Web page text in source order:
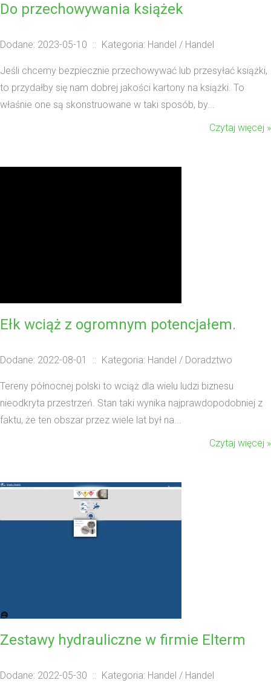
Do przechowywania książek
Dodane: 2023-05-10 :: Kategoria: Handel / Handel
Jeśli chcemy bezpiecznie przechowywać lub przesyłać książki,
to przydałby się nam dobrej jakości kartony na książki. To
właśnie one są skonstruowane w taki sposób, by...
Czytaj więcej »
Ełk wciąż z ogromnym potencjałem.
Dodane: 2022-08-01 :: Kategoria: Handel / Doradztwo
Tereny północnej polski to wciąż dla wielu ludzi biznesu
nieodkryta przestrzeń. Stan taki wynika najprawdopodobniej z
faktu, że ten obszar przez wiele lat był na...
Czytaj więcej »
Zestawy hydrauliczne w firmie Elterm
Dodane: 2022-05-30 :: Kategoria: Handel / Handel